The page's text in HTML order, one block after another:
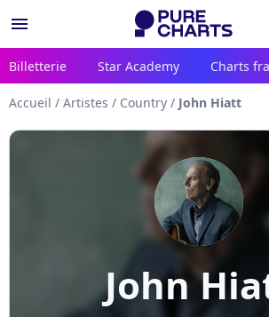
menu
Billetterie Star Academy Charts
Accueil / Artistes / Country / John Hiatt
John